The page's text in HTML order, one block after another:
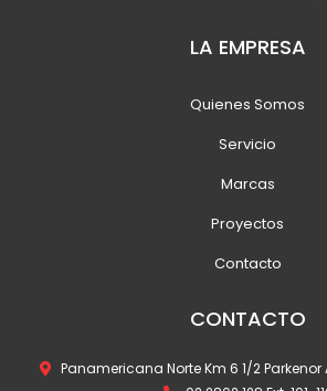
CONTACTO
Panamericana Norte Km 6 1/2 Parkenor
LA EMPRESA
Quienes Somos
Servicio
Marcas
Proyectos
Contacto